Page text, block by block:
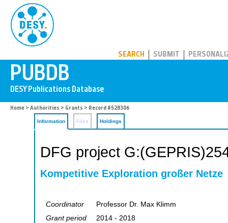
SEARCH SUBMIT
Home > Authorities > Grants > Record #528306
Information Files Holdings
DFG project
Kompetitive Exploration großer Netze
Coordinator
Professor Dr. Max Klimm
Grant period
2014 - 2018